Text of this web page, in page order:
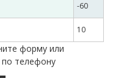
-60
10
форму или
телефону